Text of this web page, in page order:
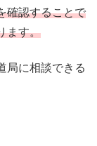
確認することで
ます。
局に相談できる